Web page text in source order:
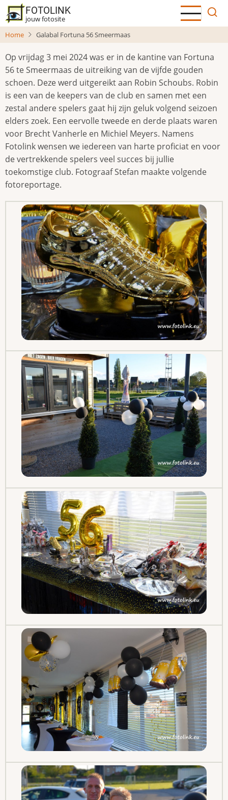
Overslaan
en
naar
inhoud
gaan
FOTOLINK
jouw fotosite
Home
Galabal Fortuna 56 Smeermaas
Op vrijdag 3 mei 2024 was er in de kantine van Fortuna
56 te Smeermaas de uitreiking van de vijfde gouden
schoen. Deze werd uitgereikt aan Robin Schoubs. Robin
is een van de keepers van de club en samen met een
zestal andere spelers gaat hij zijn geluk volgend seizoen
elders zoek. Een eervolle tweede en derde plaats waren
voor Brecht Vanherle en Michiel Meyers. Namens
Fotolink wensen we iedereen van harte proficiat en voor
de vertrekkende spelers veel succes bij jullie
toekomstige club. Fotograaf Stefan maakte volgende
fotoreportage.